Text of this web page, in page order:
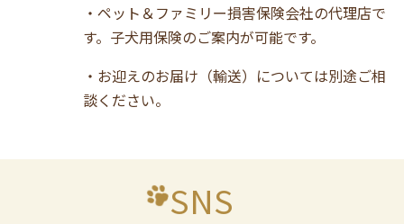
・ペット＆ファミリー損害保険会社の代理店で
す。子犬用保険のご案内が可能です。
・お迎えのお届け（輸送）については別途ご相
談ください。
SNS